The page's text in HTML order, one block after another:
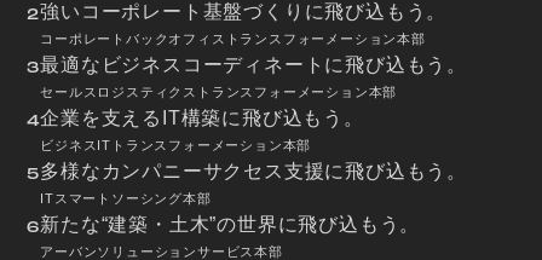
2強いコーポレート基盤づくりに飛び込もう。
コーポレートバックオフィストランスフォーメーション本部
3最適なビジネスコーディネートに飛び込もう。
セールスロジスティクストランスフォーメーション本部
4企業を支えるIT構築に飛び込もう。
ビジネスITトランスフォーメーション本部
5多様なカンパニーサクセス支援に飛び込もう。
ITスマートソーシング本部
6新たな“建築・土木”の世界に飛び込もう。
アーバンソリューションサービス本部